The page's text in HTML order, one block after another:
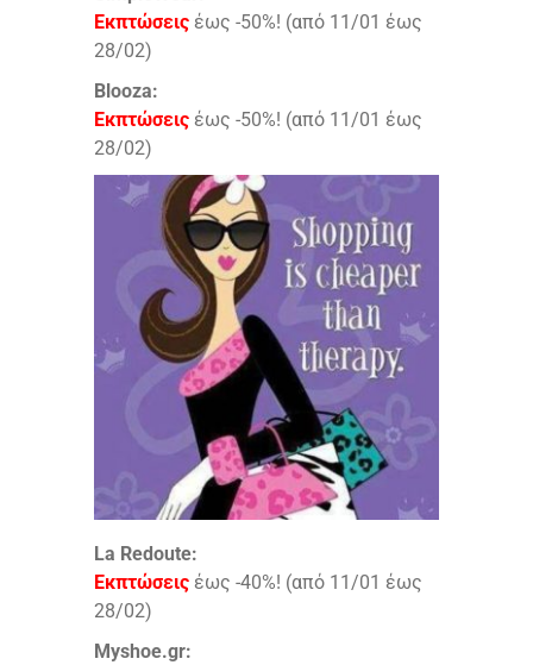
Εκπτώσεις έως -50%! (από 11/01 έως
28/02)
Blooza:
Εκπτώσεις έως -50%! (από 11/01 έως
28/02)
La Redoute:
Εκπτώσεις έως -40%! (από 11/01 έως
28/02)
Myshoe.gr: